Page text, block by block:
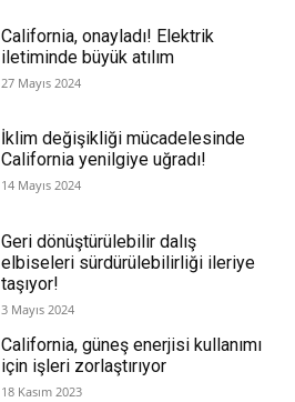
California, onayladı! Elektrik
iletiminde büyük atılım
27 Mayıs 2024
İklim değişikliği mücadelesinde
California yenilgiye uğradı!
14 Mayıs 2024
Geri dönüştürülebilir dalış
elbiseleri sürdürülebilirliği ileriye
taşıyor!
3 Mayıs 2024
California, güneş enerjisi kullanımı
için işleri zorlaştırıyor
18 Kasım 2023